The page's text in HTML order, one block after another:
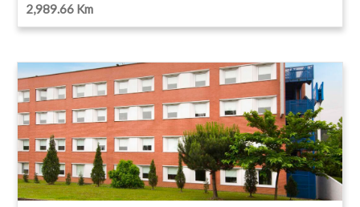
2,989.66 Km